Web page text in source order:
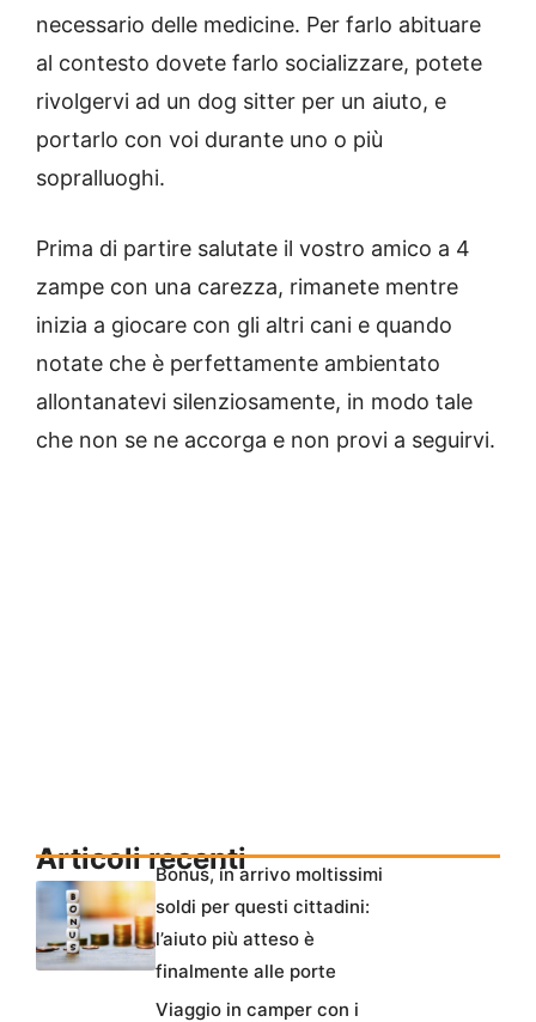
necessario delle medicine. Per farlo abituare
al contesto dovete farlo socializzare, potete
rivolgervi ad un dog sitter per un aiuto, e
portarlo con voi durante uno o più
sopralluoghi.
Prima di partire salutate il vostro amico a 4
zampe con una carezza, rimanete mentre
inizia a giocare con gli altri cani e quando
notate che è perfettamente ambientato
allontanatevi silenziosamente, in modo tale
che non se ne accorga e non provi a seguirvi.
Articoli recentiBonus, in arrivo moltissimi
soldi per questi cittadini:
l’aiuto più atteso è
finalmente alle porte
Viaggio in camper con i